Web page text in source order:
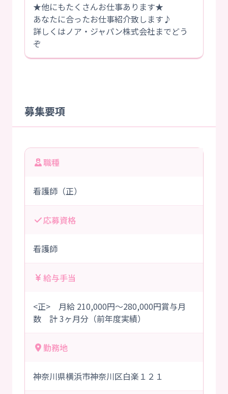
★他にもたくさんお仕事あります★
あなたに合ったお仕事紹介致します♪
詳しくはノア・ジャパン株式会社までどう
ぞ
募集要項
職種
看護師（正）
応募資格
看護師
給与手当
<正> 月給 210,000円～280,000円賞与月
数 計 3ヶ月分（前年度実績）
勤務地
神奈川県横浜市神奈川区白楽１２１